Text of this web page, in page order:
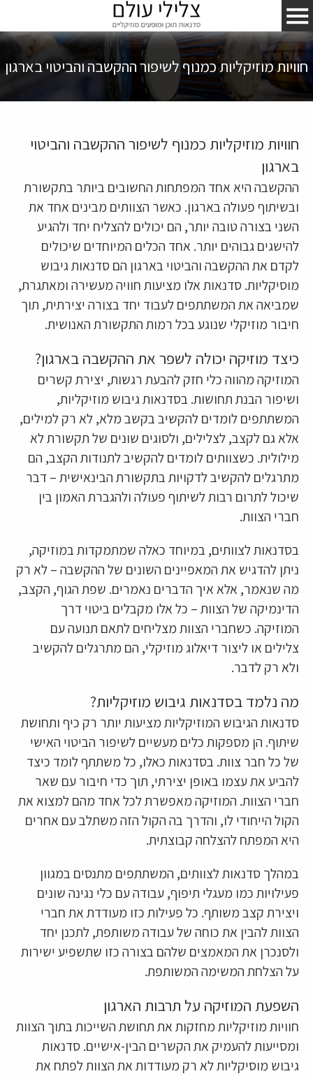
חוויות מוזיקליות כמנוף לשיפור ההקשבה והביטוי בארגון
חוויות מוזיקליות כמנוף לשיפור ההקשבה והביטוי
בארגון
ההקשבה היא אחד המפתחות החשובים ביותר בתקשורת
ובשיתוף פעולה בארגון. כאשר הצוותים מבינים אחד את
השני בצורה טובה יותר, הם יכולים להצליח יחד ולהגיע
להישגים גבוהים יותר. אחד הכלים המיוחדים שיכולים
לקדם את ההקשבה והביטוי בארגון הם סדנאות גיבוש
מוסיקליות. סדנאות אלו מציעות חוויה מעשירה ומאתגרת,
שמביאה את המשתתפים לעבוד יחד בצורה יצירתית, תוך
חיבור מוזיקלי שנוגע בכל רמות התקשורת האנושית.
כיצד מוזיקה יכולה לשפר את ההקשבה בארגון?
המוזיקה מהווה כלי חזק להבעת רגשות, יצירת קשרים
ושיפור הבנת תחושות. בסדנאות גיבוש מוזיקליות,
המשתתפים לומדים להקשיב בקשב מלא, לא רק למילים,
אלא גם לקצב, לצלילים, ולסוגים שונים של תקשורת לא
מילולית. כשצוותים לומדים להקשיב לתנודות הקצב, הם
מתרגלים להקשיב לדקויות בתקשורת הבינאישית – דבר
שיכול לתרום רבות לשיתוף פעולה ולהגברת האמון בין
חברי הצוות.
בסדנאות לצוותים, במיוחד כאלה שמתמקדות במוזיקה,
ניתן להדגיש את המאפיינים השונים של ההקשבה – לא רק
מה שנאמר, אלא איך הדברים נאמרים. שפת הגוף, הקצב,
הדינמיקה של הצוות – כל אלו מקבלים ביטוי דרך
המוזיקה. כשחברי הצוות מצליחים לתאם תנועה עם
צלילים או ליצור דיאלוג מוזיקלי, הם מתרגלים להקשיב
ולא רק לדבר.
מה נלמד בסדנאות גיבוש מוזיקליות?
סדנאות הגיבוש המוזיקליות מציעות יותר רק כיף ותחושת
שיתוף. הן מספקות כלים מעשיים לשיפור הביטוי האישי
של כל חבר צוות. בסדנאות כאלו, כל משתתף לומד כיצד
להביע את עצמו באופן יצירתי, תוך כדי חיבור עם שאר
חברי הצוות. המוזיקה מאפשרת לכל אחד מהם למצוא את
הקול הייחודי לו, והדרך בה הקול הזה משתלב עם אחרים
היא המפתח להצלחה קבוצתית.
במהלך סדנאות לצוותים, המשתתפים מתנסים במגוון
פעילויות כמו מעגלי תיפוף, עבודה עם כלי נגינה שונים
ויצירת קצב משותף. כל פעילות כזו מעודדת את חברי
הצוות להבין את כוחה של עבודה משותפת, לתכנן יחד
ולסנכרן את המאמצים שלהם בצורה כזו שתשפיע ישירות
על הצלחת המשימה המשותפת.
השפעת המוזיקה על תרבות הארגון
חוויות מוזיקליות מחזקות את תחושת השייכות בתוך הצוות
ומסייעות להעמיק את הקשרים הבין-אישיים. סדנאות
גיבוש מוסיקליות לא רק מעודדות את הצוות לפתח את